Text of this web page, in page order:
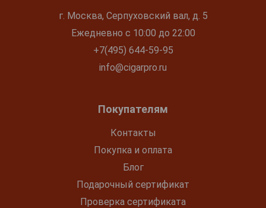
г. Москва, Серпуховский вал, д. 5
Ежедневно с 10:00 до 22:00
+7(495) 644-59-95
info@cigarpro.ru
Покупателям
Контакты
Покупка и оплата
Блог
Подарочный сертификат
Проверка сертификата